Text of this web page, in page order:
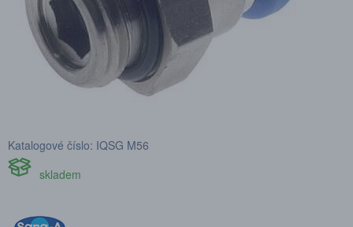
Katalogové číslo: IQSG M56
skladem